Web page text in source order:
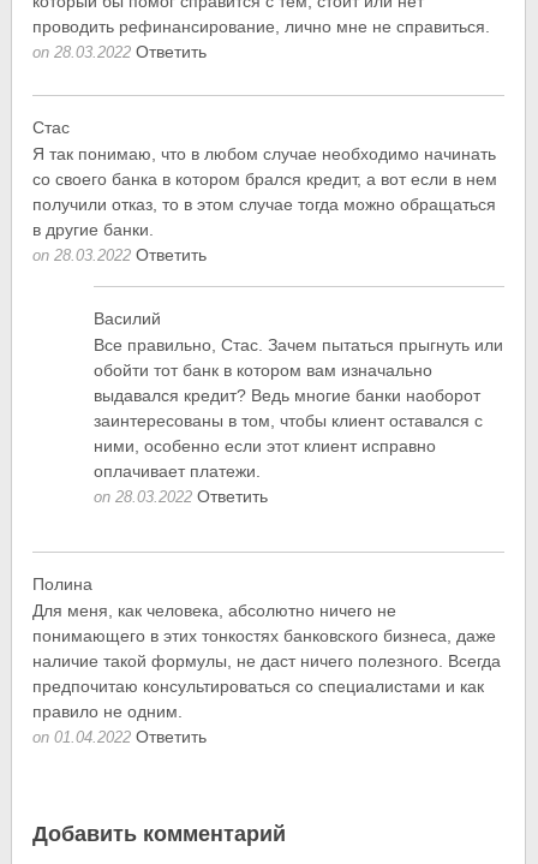
проводить рефинансирование, лично мне не справиться.
on 28.03.2022 Ответить
Стас
Я так понимаю, что в любом случае необходимо начинать
со своего банка в котором брался кредит, а вот если в нем
получили отказ, то в этом случае тогда можно обращаться
в другие банки.
on 28.03.2022 Ответить
Василий
Все правильно, Стас. Зачем пытаться прыгнуть или
обойти тот банк в котором вам изначально
выдавался кредит? Ведь многие банки наоборот
заинтересованы в том, чтобы клиент оставался с
ними, особенно если этот клиент исправно
оплачивает платежи.
on 28.03.2022 Ответить
Полина
Для меня, как человека, абсолютно ничего не
понимающего в этих тонкостях банковского бизнеса, даже
наличие такой формулы, не даст ничего полезного. Всегда
предпочитаю консультироваться со специалистами и как
правило не одним.
on 01.04.2022 Ответить
Добавить комментарий